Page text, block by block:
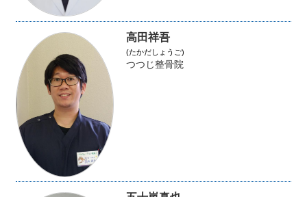
高田祥吾
(たかだしょうご)
つつじ整骨院